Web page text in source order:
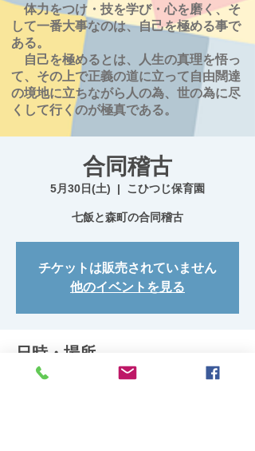
体力をつけ・技を学び・心を磨く、そ
して一番大事なのは、自己を極める事で
ある。
自己を極めるとは、
人生の真理を悟っ
て、その上で正義の道に立って自由闊達
の境地に立ちながら人の為、世の為に尽
くして行くのが極真である。
合同稽古
5月30日(土)
  |
こひつじ保育園
七飯と森町の合同稽古
チケットは販売されていません
他のイベントを見る
日時・場所
2026年5月30日 14:00 – 15:00